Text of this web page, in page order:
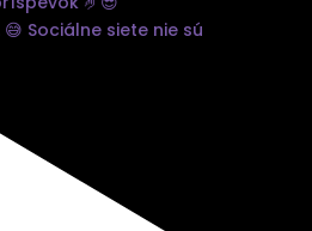
Sociálne siete nie sú